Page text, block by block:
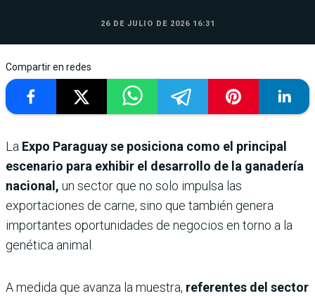
26 DE JULIO DE 2026 16:31
Compartir en redes
La Expo Paraguay se posiciona como el principal
escenario para exhibir el desarrollo de la ganadería
nacional, un sector que no solo impulsa las
exportaciones de carne, sino que también genera
importantes oportunidades de negocios en torno a la
genética animal.
A medida que avanza la muestra, referentes del sector